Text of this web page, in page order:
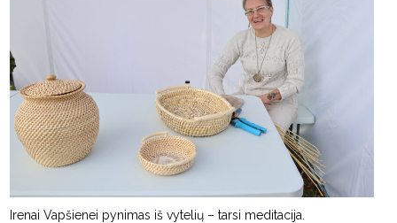
Irenai Vapšienei pynimas iš vytelių – tarsi meditacija.